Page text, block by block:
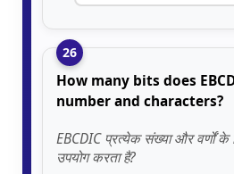
26
How many bits does
number and characters?
EBCDIC प्रत्येक संख्या और वर्णों के
उपयोग करता है?